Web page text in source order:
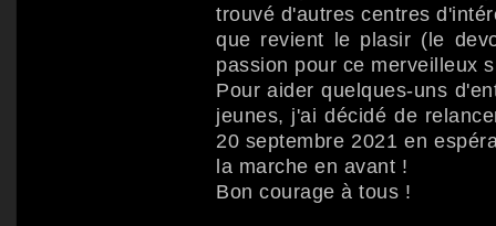
trouvé d'autres centres
que revient le plasir (le
passion pour ce merveilleux
Pour aider quelques-uns
jeunes, j'ai décidé de
20 septembre 2021 en
la marche en avant !
Bon courage à tous !